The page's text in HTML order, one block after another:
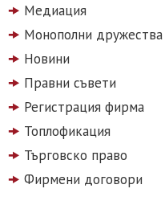
Медиация
Монополни дружества
Новини
Правни съвети
Регистрация фирма
Топлофикация
Търговско право
Фирмени договори